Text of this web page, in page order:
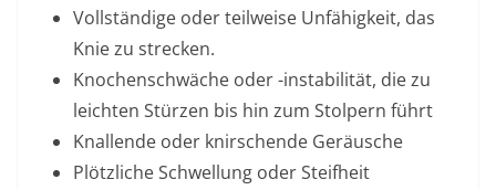
Vollständige oder teilweise Unfähigkeit, das
Knie zu strecken.
Knochenschwäche oder -instabilität, die zu
leichten Stürzen bis hin zum Stolpern führt
Knallende oder knirschende Geräusche
Plötzliche Schwellung oder Steifheit